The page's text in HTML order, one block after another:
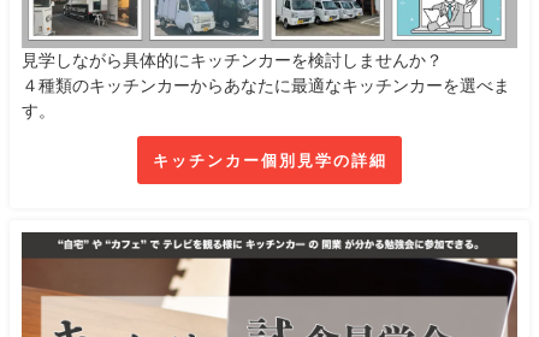
見学しながら具体的にキッチンカーを検討しませんか？
４種類のキッチンカーからあなたに最適なキッチンカーを選べま
す。
キッチンカー個別見学の詳細